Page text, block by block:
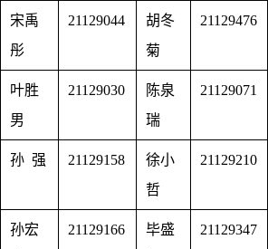
宋禹
彤
21129044
胡冬
菊
21129476
叶胜
男
21129030
陈泉
瑞
21129071
孙 强 21129158
徐小
哲
21129210
孙宏
21129166
毕盛
21129347